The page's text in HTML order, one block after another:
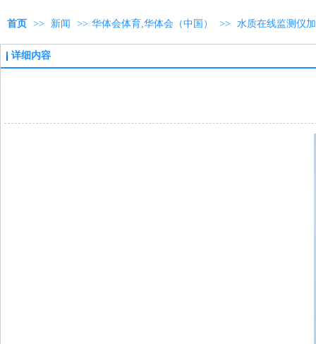
首页 >> 新闻 >> 华体会体育,华体会（中国） >> 水质在线监测仪
详细内容